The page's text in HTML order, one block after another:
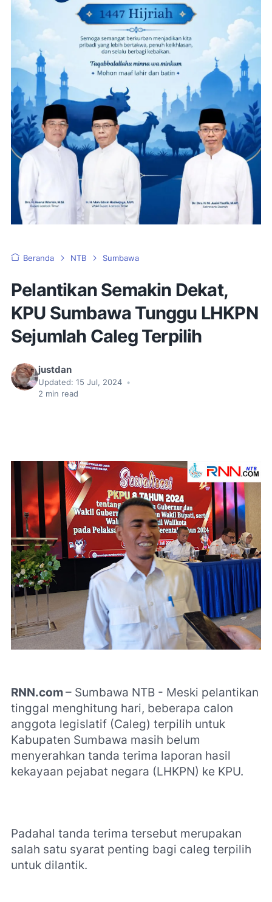
Beranda NTB Sumbawa
Pelantikan Semakin Dekat,
KPU Sumbawa Tunggu LHKPN
Sejumlah Caleg Terpilih
justdan
Updated: 15 Jul, 2024 •
2 min read
RNN.com– Sumbawa NTB - Meski pelantikan
tinggal menghitung hari, beberapa calon
anggota legislatif (Caleg) terpilih untuk
Kabupaten Sumbawa masih belum
menyerahkan tanda terima laporan hasil
kekayaan pejabat negara (LHKPN) ke KPU.
Padahal tanda terima tersebut merupakan
salah satu syarat penting bagi caleg terpilih
untuk dilantik.